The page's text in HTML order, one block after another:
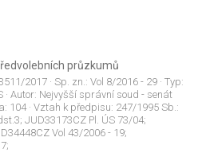
průzkumů
2017 · Sp. zn.: Vol 8/2016 - 29 · Typ:
· Autor: Nejvyšší správní soud - senát
104· Vztah k předpisu: 247/1995 Sb.:
JUD33173CZ Pl. ÚS 73/04;
Vol 43/2006 - 19;